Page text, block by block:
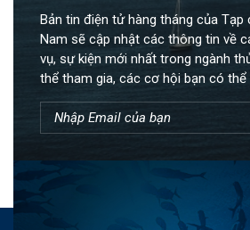
giải pháp quản lý chất lượng
nước hiệu quả được phát
triển từ việc chọn lọc các
chủng vi sinh trong phòng thí
thành công tại ao, nhằm mục
đích quản lý tốt chất hữu cơ
và các hợp chất chứa nitơ
trong ao tôm.
Bản tin điện tử hàng tháng của Tạp
Nam sẽ cập nhật các thông tin về
vụ, sự kiện mới nhất trong ngành
thể tham gia, các cơ hội bạn có thể